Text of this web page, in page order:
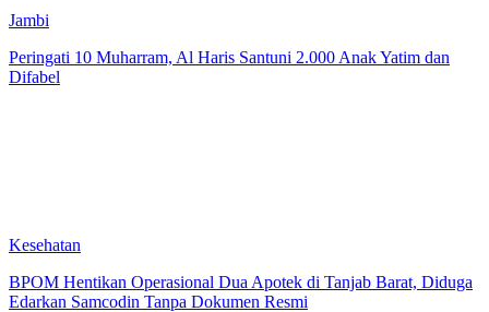
Jambi
Peringati 10 Muharram, Al Haris Santuni 2.000 Anak Yatim dan
Difabel
Kesehatan
BPOM Hentikan Operasional Dua Apotek di Tanjab Barat, Diduga
Edarkan Samcodin Tanpa Dokumen Resmi